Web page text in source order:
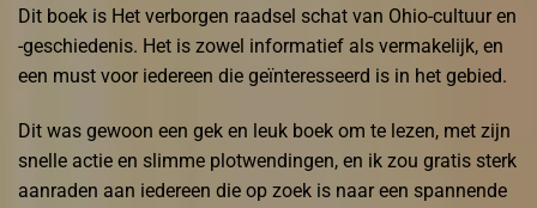
Dit boek is Het verborgen raadsel schat van Ohio-cultuur en
-geschiedenis. Het is zowel informatief als vermakelijk, en
een must voor iedereen die geïnteresseerd is in het gebied.
Dit was gewoon een gek en leuk boek om te lezen, met zijn
snelle actie en slimme plotwendingen, en ik zou gratis sterk
aanraden aan iedereen die op zoek is naar een spannende